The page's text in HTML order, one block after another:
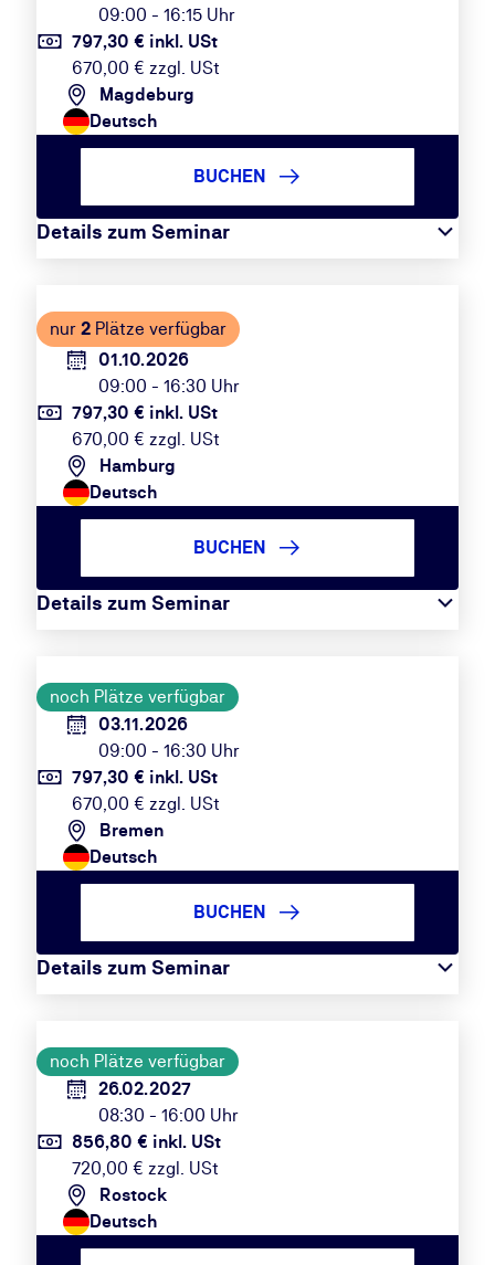
09:00 - 16:15 Uhr
797,30 € inkl. USt
670,00 € zzgl. USt
Magdeburg
Deutsch
Details zum Seminar
BUCHEN
nur 2Plätze verfügbar
01.10.2026
09:00 - 16:30 Uhr
797,30 € inkl. USt
670,00 € zzgl. USt
Hamburg
Deutsch
Details zum Seminar
BUCHEN
noch Plätze verfügbar
03.11.2026
09:00 - 16:30 Uhr
797,30 € inkl. USt
670,00 € zzgl. USt
Bremen
Deutsch
Details zum Seminar
BUCHEN
noch Plätze verfügbar
26.02.2027
08:30 - 16:00 Uhr
856,80 € inkl. USt
720,00 € zzgl. USt
Rostock
Deutsch